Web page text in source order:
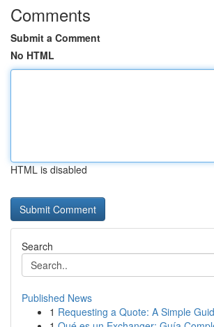
Comments
Submit a Comment
No HTML
HTML is disabled
Search
Published News
1 Requesting a Quote: A Simple